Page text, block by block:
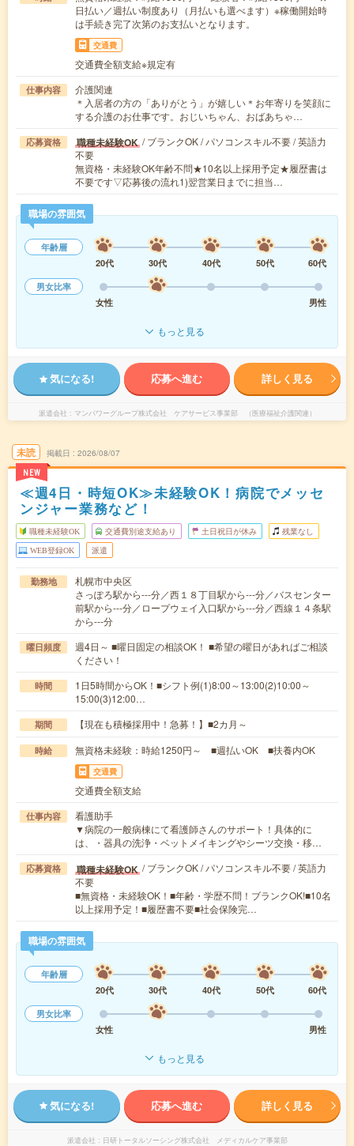
日払い／週払い制度あり（月払いも選べます）※稼働開始時
は手続き完了次第のお支払いとなります。
交通費
交通費全額支給※規定有
仕事内容
介護関連
＊入居者の方の「ありがとう」が嬉しい＊お年寄りを笑顔に
する介護のお仕事です。おじいちゃん、おばあちゃ…
応募資格 職種未経験OK / ブランクOK / パソコンスキル不要 / 英語力
不要
無資格・未経験OK年齢不問★10名以上採用予定★履歴書は
不要です▽応募後の流れ1)翌営業日までに担当…
職場の雰囲気
年齢層
20代
30代 40代 50代
60代
男女比率
女性
男性
もっと見る
気になる! 応募へ進む 詳しく見る
派遣会社 マンパワーグループ株式会社 ケアサービス事業部 （医療福祉介護関連）
未読
NEW
掲載日 2026/08/07
≪週4日・時短OK≫未経験OK！病院でメッセ
ンジャー業務など！
職種未経験OK 交通費別途支給あり 土日祝日が休み 残業なし
WEB登録OK 派遣
勤務地
札幌市中央区
さっぽろ駅から---分／西１８丁目駅から---分／バスセンター
前駅から---分／ロープウェイ入口駅から---分／西線１４条駅
から---分
曜日頻度
週4日～ ■曜日固定の相談OK！ ■希望の曜日があればご相談
ください！
時間
1日5時間からOK！■シフト例(1)8:00～13:00(2)10:00～
15:00(3)12:00…
期間 【現在も積極採用中！急募！】■2カ月～
時給 無資格未経験：時給1250円～ ■週払いOK ■扶養内OK
交通費
交通費全額支給
仕事内容
看護助手
▼病院の一般病棟にて看護師さんのサポート！具体的に
は、・器具の洗浄・ベットメイキングやシーツ交換・移…
応募資格 職種未経験OK / ブランクOK / パソコンスキル不要 / 英語力
不要
■無資格・未経験OK！■年齢・学歴不問！ブランクOK!■10名
以上採用予定！■履歴書不要■社会保険完…
職場の雰囲気
年齢層
20代
30代 40代 50代
60代
男女比率
女性
男性
もっと見る
気になる! 応募へ進む 詳しく見る
派遣会社 日研トータルソーシング株式会社 メディカルケア事業部